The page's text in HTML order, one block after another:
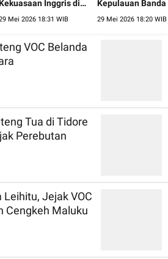
Inggris di
Pesisir Bengkulu
Mei 2026 18:31 WIB
Kepulauan Banda
Jejak Perebutan
29 Mei 2026 18:20 WIB
VOC Belanda
Tua di Tidore
Perebutan
Jejak VOC
Cengkeh Maluku